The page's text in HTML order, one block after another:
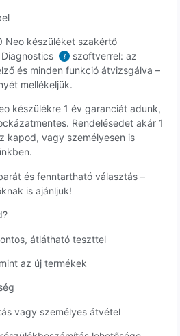
Neo készüléket szakértő
i
szoftverrel: az
és minden funkció átvizsgálva –
mellékeljük.
készülékre 1 év garanciát adunk,
Rendelésedet akár 1
kapod, vagy személyesen is
és fenntartható választás –
is ajánljuk!
átlátható teszttel
az új termékek
vagy személyes átvétel